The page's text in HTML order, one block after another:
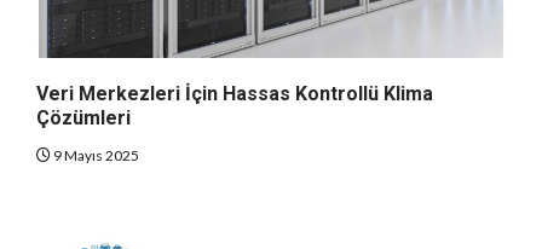
Veri Merkezleri İçin Hassas Kontrollü Klima
Çözümleri
9 Mayıs 2025